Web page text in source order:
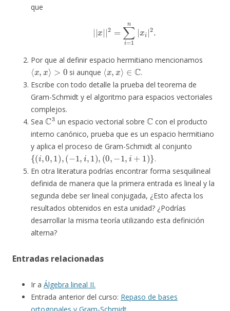
que
=1
Por que al definir espacio hermitiano mencionamos
⟨x, x⟩>0
si aunque
⟨x,x⟩∈C
.
Escribe con todo detalle la prueba del teorema de
Gram-Schmidt y el algoritmo para espacios vectoriales
complejos.
Sea
C3
un espacio vectorial sobre
C
con el producto
interno canónico, prueba que es un espacio hermitiano
y aplica el proceso de Gram-Schmidt al conjunto
{(i,0,1) ,(−1,i,1),(0,−1,i+1 }
.
En otra literatura podrías encontrar forma sesquilineal
definida de manera que la primera entrada es lineal y la
segunda debe ser lineal conjugada, ¿Esto afecta los
resultados obtenidos en esta unidad? ¿Podrías
desarrollar la misma teoría utilizando esta definición
alterna?
Entradas relacionadas
Ir a Álgebra lineal II.
Entrada anterior del curso: Repaso de bases